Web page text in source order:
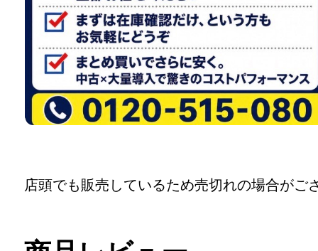
店頭でも販売しているため売切れの場合がご